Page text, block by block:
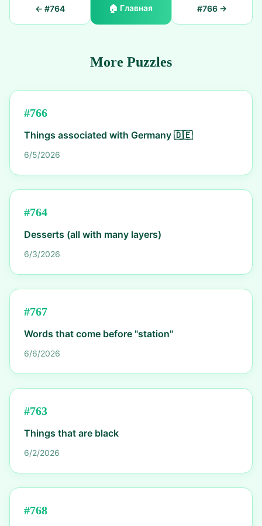
← #764 🏠 Главная #766→
More Puzzles
#766
Things associated with Germany 🇩🇪
6/5/2026
#764
Desserts (all with many layers)
6/3/2026
#767
Words that come before "station"
6/6/2026
#763
Things that are black
6/2/2026
#768